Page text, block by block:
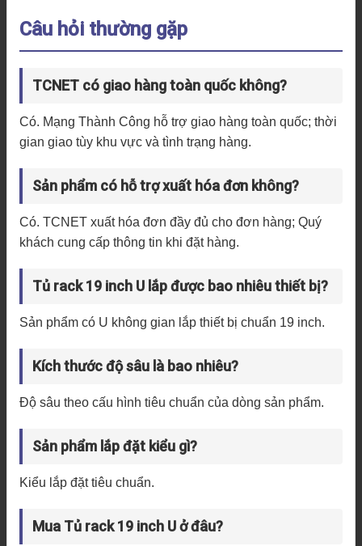
Câu hỏi thường gặp
TCNET có giao hàng toàn quốc không?
Có. Mạng Thành Công hỗ trợ giao hàng toàn quốc; thời
gian giao tùy khu vực và tình trạng hàng.
Sản phẩm có hỗ trợ xuất hóa đơn không?
Có. TCNET xuất hóa đơn đầy đủ cho đơn hàng; Quý
khách cung cấp thông tin khi đặt hàng.
Tủ rack 19 inch U lắp được bao nhiêu thiết bị?
Sản phẩm có U không gian lắp thiết bị chuẩn 19 inch.
Kích thước độ sâu là bao nhiêu?
Độ sâu theo cấu hình tiêu chuẩn của dòng sản phẩm.
Sản phẩm lắp đặt kiểu gì?
Kiểu lắp đặt tiêu chuẩn.
Mua Tủ rack 19 inch U ở đâu?